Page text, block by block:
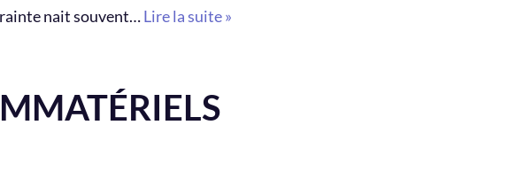
nait souvent…Lire la suite »